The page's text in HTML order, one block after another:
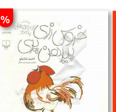
%